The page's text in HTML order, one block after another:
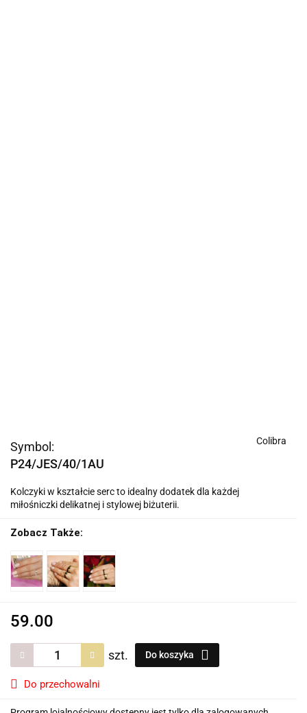
Symbol:
P24/JES/40/1AU
Colibra
Kolczyki w kształcie serc to idealny dodatek dla każdej
miłośniczki delikatnej i stylowej biżuterii.
Zobacz Także:
59.00
szt. Do koszyka
Do przechowalni